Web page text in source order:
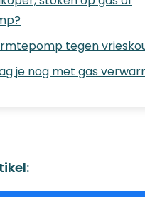
tegen
je nog met gas